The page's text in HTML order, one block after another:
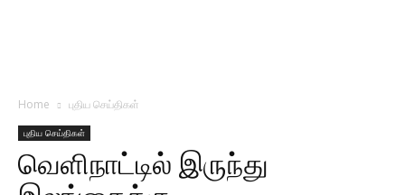
Home புதிய செய்திகள்
புதிய செய்திகள்
வெளிநாட்டில் இருந்து